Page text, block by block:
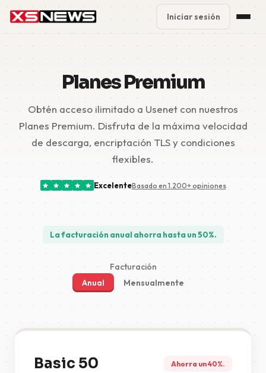
Block Accounts
Support
Contact
Iniciar sesión
Planes Premium
Obtén acceso ilimitado a Usenet con nuestros
Planes Premium. Disfruta de la máxima velocidad
de descarga, encriptación TLS y condiciones
flexibles.
ExcelenteBasado en 1.200+ opiniones
La facturación anual ahorra hasta un 50%.
Facturación
Anual
Mensualmente
Basic 50 Ahorra un 40%.